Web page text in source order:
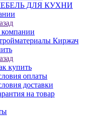
ДЛЯ КУХНИ
Киржач
купить
оплаты
доставки
на товар